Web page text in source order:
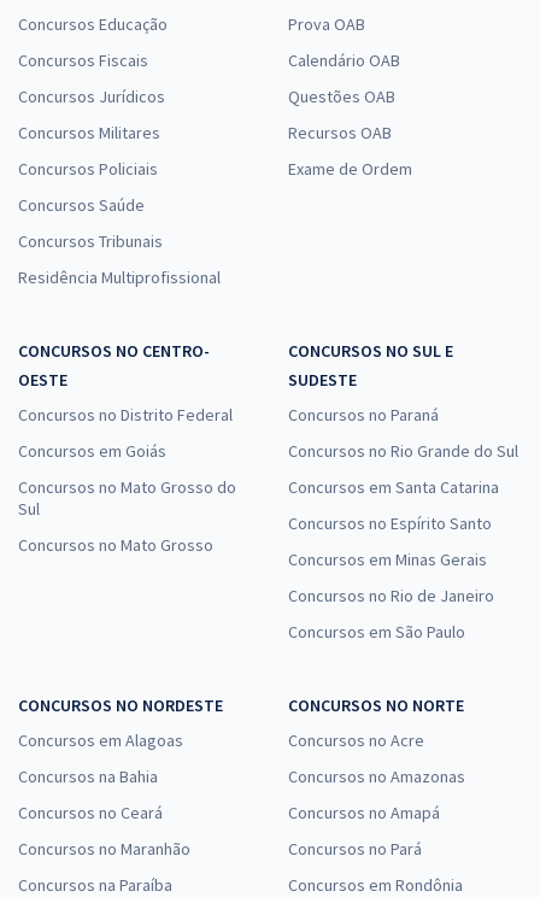
Concursos Educação
Concursos Fiscais
Concursos Jurídicos
Concursos Militares
Concursos Policiais
Concursos Saúde
Concursos Tribunais
Residência Multiprofissional
Prova OAB
Calendário OAB
Questões OAB
Recursos OAB
Exame de Ordem
CONCURSOS NO CENTRO-
OESTE
Concursos no Distrito Federal
Concursos em Goiás
Concursos no Mato Grosso do
Sul
Concursos no Mato Grosso
CONCURSOS NO SUL E
SUDESTE
Concursos no Paraná
Concursos no Rio Grande do Sul
Concursos em Santa Catarina
Concursos no Espírito Santo
Concursos em Minas Gerais
Concursos no Rio de Janeiro
Concursos em São Paulo
CONCURSOS NO NORDESTE
Concursos em Alagoas
Concursos na Bahia
Concursos no Ceará
Concursos no Maranhão
Concursos na Paraíba
CONCURSOS NO NORTE
Concursos no Acre
Concursos no Amazonas
Concursos no Amapá
Concursos no Pará
Concursos em Rondônia